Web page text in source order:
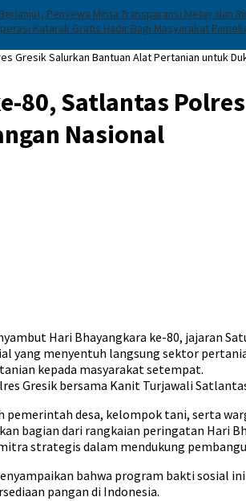
Penyewa Minta Transparansi Meter dan
Katarak Gratis Hadir Bagi Masyarakat
Gresik Salurkan Bantuan Alat Pertanian untuk
80, Satlantas
Nasional
Hari Bhayangkara ke-80, jajaran
yang menyentuh langsung sektor
kepada masyarakat setempat.
Gresik bersama Kanit Turjawali
desa, kelompok tani, serta
bagian dari rangkaian peringatan Hari
strategis dalam mendukung
bahwa program bakti sosial
pangan di Indonesia.